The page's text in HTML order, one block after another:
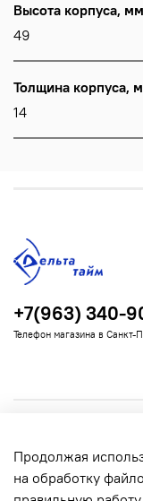
Высота корпуса, мм
49
Толщина корпуса,
14
Информация для
+7(963) 340-
Телефон магазина в Санкт-
Продолжая
на обработку